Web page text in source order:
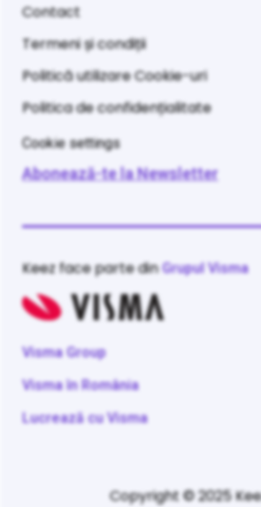
Contact
Termeni și condiții
Politică utilizare Cookie-uri
Politica de confidențialitate
Cookie settings
Abonează-te la Newsletter
Keez face parte dinGrupul Visma
Visma Group
Visma în România
Lucrează cu Visma
Copyright © 2025